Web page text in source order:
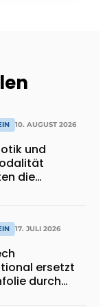
10. AUGUST 2026
und
die
17. JULI 2026
ersetzt
durch